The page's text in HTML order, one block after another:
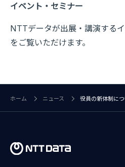
イベント・セミナー
NTTデータが出展・講演する
をご覧いただけます。
ホーム ニュース 役員の新体制に